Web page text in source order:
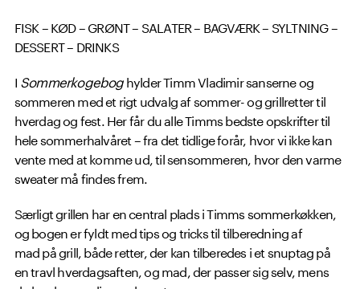
FISK – KØD – GRØNT – SALATER – BAGVÆRK – SYLTNING –
DESSERT – DRINKS
I Sommerkogeboghylder Timm Vladimir sanserne og
sommeren med et rigt udvalg af sommer- og grillretter til
hverdag og fest. Her får du alle Timms bedste opskrifter til
hele sommerhalvåret – fra det tidlige forår, hvor vi ikke kan
vente med at komme ud, til sensommeren, hvor den varme
sweater må findes frem.
Særligt grillen har en central plads i Timms sommerkøkken,
og bogen er fyldt med tips og tricks til tilberedning af
mad på grill, både retter, der kan tilberedes i et snuptag på
en travl hverdagsaften, og mad, der passer sig selv, mens